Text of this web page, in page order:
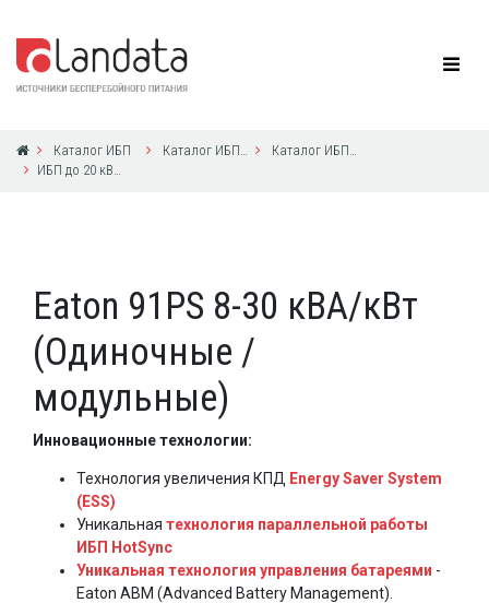
Каталог ИБП Каталог ИБП Eaton Powerware
Каталог ИБП Eaton Powerware
ИБП до 20 кВА с 1ф выходом
Eaton 91PS 8-30 кВА/кВт
(Одиночные /
модульные)
Инновационные технологии:
Технология увеличения КПД Energy Saver System
(ESS)
Уникальная технология параллельной работы
ИБП HotSync
Уникальная технология управления батареями -
Eaton ABM (Advanced Battery Management).